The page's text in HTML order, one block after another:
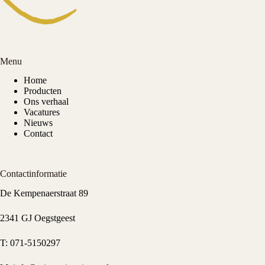
Menu
Home
Producten
Ons verhaal
Vacatures
Nieuws
Contact
Contactinformatie
De Kempenaerstraat 89
2341 GJ Oegstgeest
T: 071-5150297